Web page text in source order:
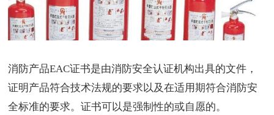
消防产品EAC证书是由消防安全认证机构出具的文件，
证明产品符合技术法规的要求以及在适用期符合消防安
全标准的要求。证书可以是强制性的或自愿的。